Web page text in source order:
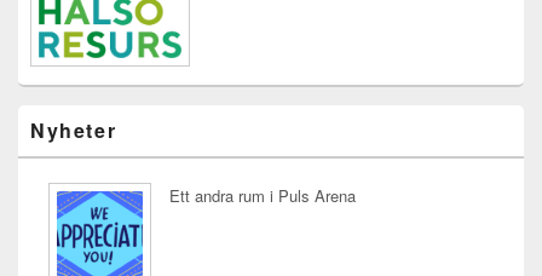
Nyheter
Ett andra rum i Puls Arena